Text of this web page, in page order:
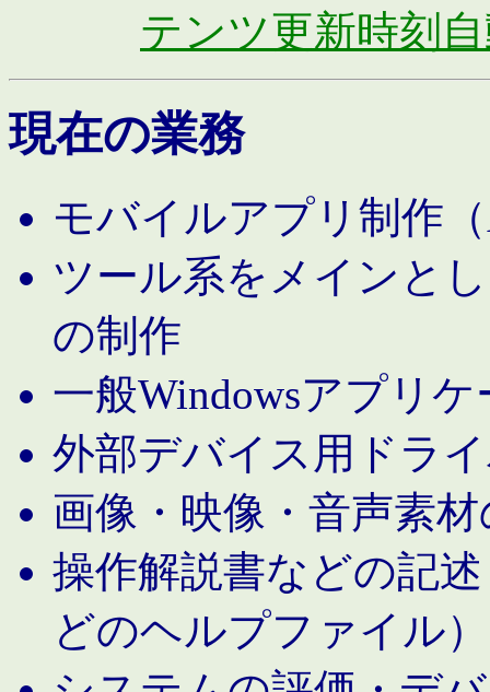
テンツ更新時刻
現在の業務
モバイルアプリ制作
ツール系をメインと
の制作
一般Windowsアプリ
外部デバイス用ドラ
画像・映像・音声素
操作解説書などの記
どのヘルプファイル）